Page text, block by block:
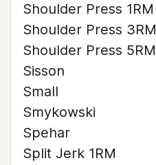
Shoulder Press 1RM
Shoulder Press 3RM
Shoulder Press 5RM
Sisson
Small
Smykowski
Spehar
Split Jerk 1RM